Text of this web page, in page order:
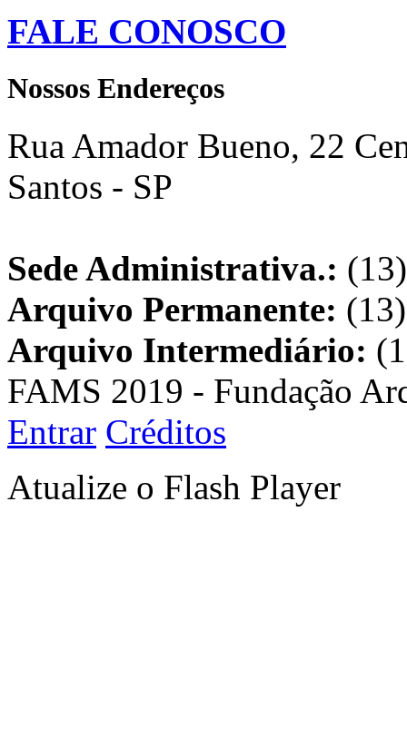
FALE CONOSCO
Nossos Endereços
Rua Amador Bueno, 22
Santos - SP
Sede Administrativa.:
Arquivo Permanente:
Arquivo Intermediário:
FAMS 2019 - Fundação
Entrar Créditos
Atualize o Flash Player